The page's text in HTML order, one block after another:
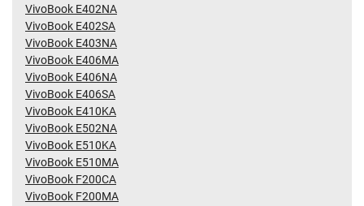
VivoBook E402NA
VivoBook E402SA
VivoBook E403NA
VivoBook E406MA
VivoBook E406NA
VivoBook E406SA
VivoBook E410KA
VivoBook E502NA
VivoBook E510KA
VivoBook E510MA
VivoBook F200CA
VivoBook F200MA